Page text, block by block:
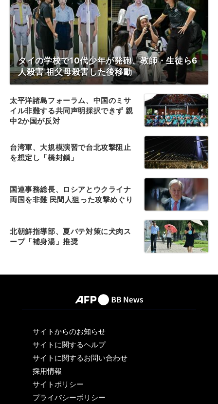
タイの学校で10代少年が発砲、教師・生徒ら6
人殺害 祖父母殺害した後移動
太平洋諸島フォーラム、中国のミサ
イル非難する共同声明採択できず 親
中2か国が反対
台湾軍、大規模演習で台北攻撃阻止
を想定し「橋封鎖」
国連事務総長、ロシアとウクライナ
両国を非難 民間人狙った攻撃めぐり
北朝鮮指導部、夏バテ対策に犬肉ス
ープ「補身湯」推奨
サイトからのお知らせ
サイトに関するヘルプ
サイトに関するお問い合わせ
採用情報
サイトポリシー
プライバシーポリシー